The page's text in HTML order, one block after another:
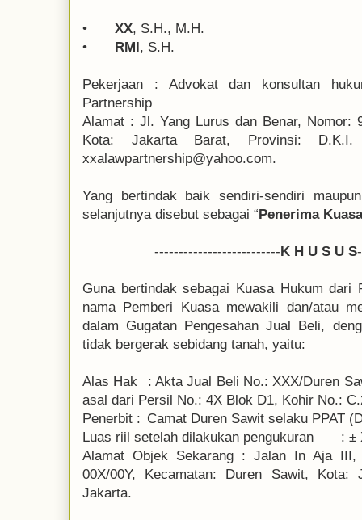
• XX, S.H., M.H.
•
RMI, S.H.
Pekerjaan :
Advokat dan konsultan
Partnership
Alamat : Jl. Yang Lurus dan Benar, Nomor:
Kota: Jakarta Barat, Provinsi:
xxalawpartnership@yahoo.com.
Yang bertindak baik sendiri-sendiri
selanjutnya disebut sebagai “Penerima Kuasa
--------------------------K H U S U S
Guna bertindak sebagai Kuasa Hukum dari
nama Pemberi Kuasa mewakili dan/atau
dalam Gugatan Pengesahan Jual Beli,
tidak bergerak sebidang tanah, yaitu:
Alas Hak : Akta Jual Beli No.: XXX/Duren
asal dari Persil No.: 4X Blok D1, Kohir No.:
Penerbit : Camat Duren Sawit selaku PPAT
Luas riil setelah dilakukan pengukuran
: ±
Alamat Objek Sekarang : Jalan In Aja III,
00X/00Y, Kecamatan: Duren Sawit, Kota:
Jakarta.